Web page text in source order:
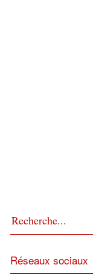
Réseaux sociaux